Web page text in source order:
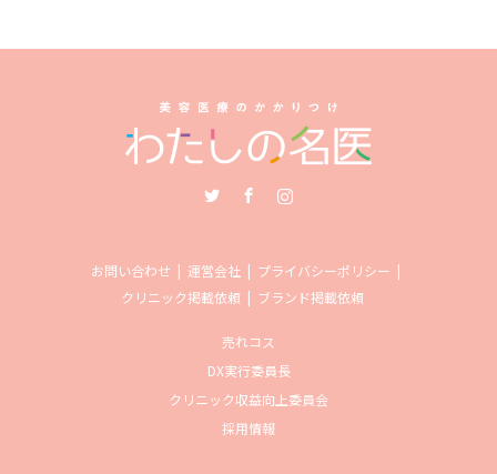
お問い合わせ 運営会社
プライバシーポリシー
クリニック掲載依頼
ブランド掲載依頼
売れコス
DX実行委員長
クリニック収益向上委員会
採用情報